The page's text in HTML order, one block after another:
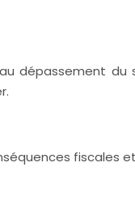
dépassement
fiscales